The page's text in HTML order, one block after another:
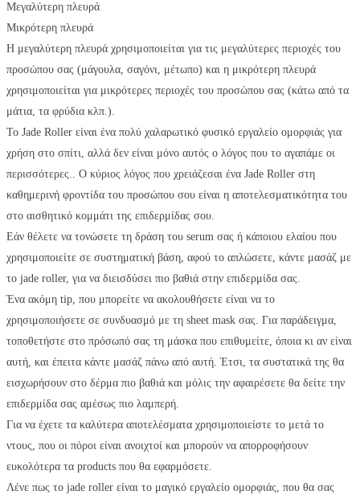
Μεγαλύτερη πλευρά
Μικρότερη πλευρά
Η μεγαλύτερη πλευρά χρησιμοποιείται για τις μεγαλύτερες περιοχές του
προσώπου σας (μάγουλα, σαγόνι, μέτωπο) και η μικρότερη πλευρά
χρησιμοποιείται για μικρότερες περιοχές του προσώπου σας (κάτω από τα
μάτια, τα φρύδια κλπ.).
Το Jade Roller είναι ένα πολύ χαλαρωτικό φυσικό εργαλείο ομορφιάς για
χρήση στο σπίτι, αλλά δεν είναι μόνο αυτός ο λόγος που το αγαπάμε οι
περισσότερες.. Ο κύριος λόγος που χρειάζεσαι ένα Jade Roller στη
καθημερινή φροντίδα του προσώπου σου είναι η αποτελεσματικότητα του
στο αισθητικό κομμάτι της επιδερμίδας σου.
Εάν θέλετε να τονώσετε τη δράση του serum σας ή κάποιου ελαίου που
χρησιμοποιείτε σε συστηματική βάση, αφού το απλώσετε, κάντε μασάζ με
το jade roller, για να διεισδύσει πιο βαθιά στην επιδερμίδα σας.
Ένα ακόμη tip, που μπορείτε να ακολουθήσετε είναι να το
χρησιμοποιήσετε σε συνδυασμό με τη sheet mask σας. Για παράδειγμα,
τοποθετήστε στο πρόσωπό σας τη μάσκα που επιθυμείτε, όποια κι αν είναι
αυτή, και έπειτα κάντε μασάζ πάνω από αυτή. Έτσι, τα συστατικά της θα
εισχωρήσουν στο δέρμα πιο βαθιά και μόλις την αφαιρέσετε θα δείτε την
επιδερμίδα σας αμέσως πιο λαμπερή.
Για να έχετε τα καλύτερα αποτελέσματα χρησιμοποιείστε το μετά το
ντους, που οι πόροι είναι ανοιχτοί και μπορούν να απορροφήσουν
ευκολότερα τα products που θα εφαρμόσετε.
Λένε πως το jade roller είναι το μαγικό εργαλείο ομορφιάς, που θα σας